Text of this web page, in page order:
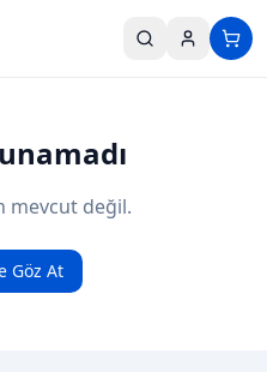
mevcut değil.
Göz At